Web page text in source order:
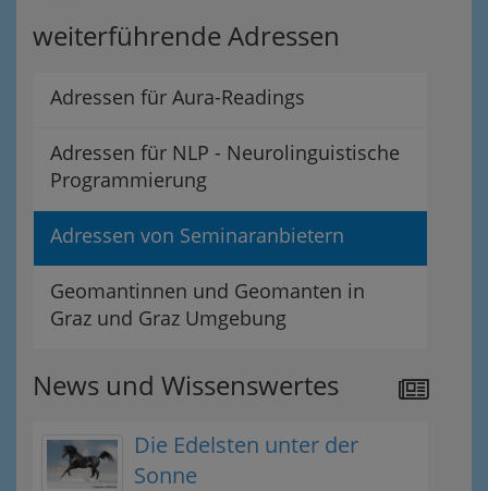
weiterführende Adressen
Adressen für Aura-Readings
Adressen für NLP - Neurolinguistische
Programmierung
Adressen von Seminaranbietern
Geomantinnen und Geomanten in
Graz und Graz Umgebung
News und Wissenswertes
Die Edelsten unter der
Sonne